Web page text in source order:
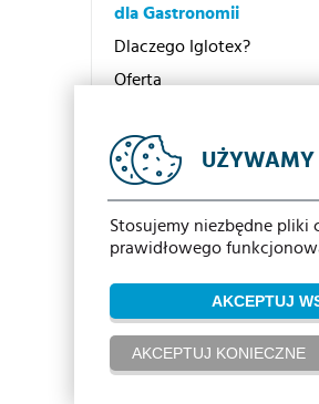
UŻYWAMY
Stosujemy niezbędne pliki
prawidłowego
AKCEPTUJ
AKCEPTUJ KONIECZNE
dla Gastronomii
Dlaczego Iglotex?
Oferta
Kontakt
Sieć dystrybucji